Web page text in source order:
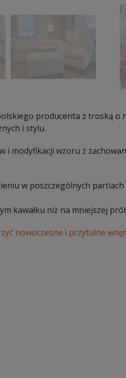
producenta z troską o
i stylu.
modyfikacji wzoru z
w poszczególnych
kawałku niż na mniejszej
nowoczesne i przytulne